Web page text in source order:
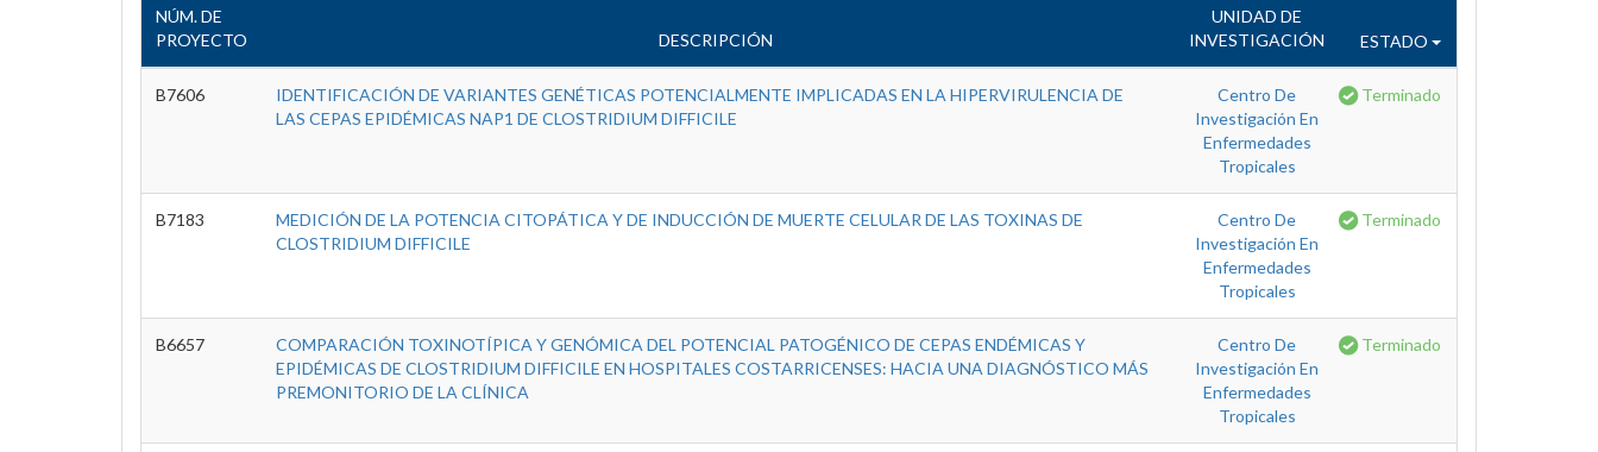
NÚM. DE
PROYECTO
DESCRIPCIÓN
UNIDAD DE
INVESTIGACIÓN
ESTADO
B7606
IDENTIFICACIÓN DE VARIANTES GENÉTICAS POTENCIALMENTE IMPLICADAS EN LA HIPERVIRULENCIA DE
LAS CEPAS EPIDÉMICAS NAP1 DE CLOSTRIDIUM DIFFICILE
Centro De
Investigación En
Enfermedades
Tropicales
Terminado
B7183
MEDICIÓN DE LA POTENCIA CITOPÁTICA Y DE INDUCCIÓN DE MUERTE CELULAR DE LAS TOXINAS DE
CLOSTRIDIUM DIFFICILE
Centro De
Investigación En
Enfermedades
Tropicales
Terminado
B6657
COMPARACIÓN TOXINOTÍPICA Y GENÓMICA DEL POTENCIAL PATOGÉNICO DE CEPAS ENDÉMICAS Y
EPIDÉMICAS DE CLOSTRIDIUM DIFFICILE EN HOSPITALES COSTARRICENSES: HACIA UNA DIAGNÓSTICO MÁS
PREMONITORIO DE LA CLÍNICA
Centro De
Investigación En
Enfermedades
Tropicales
Terminado